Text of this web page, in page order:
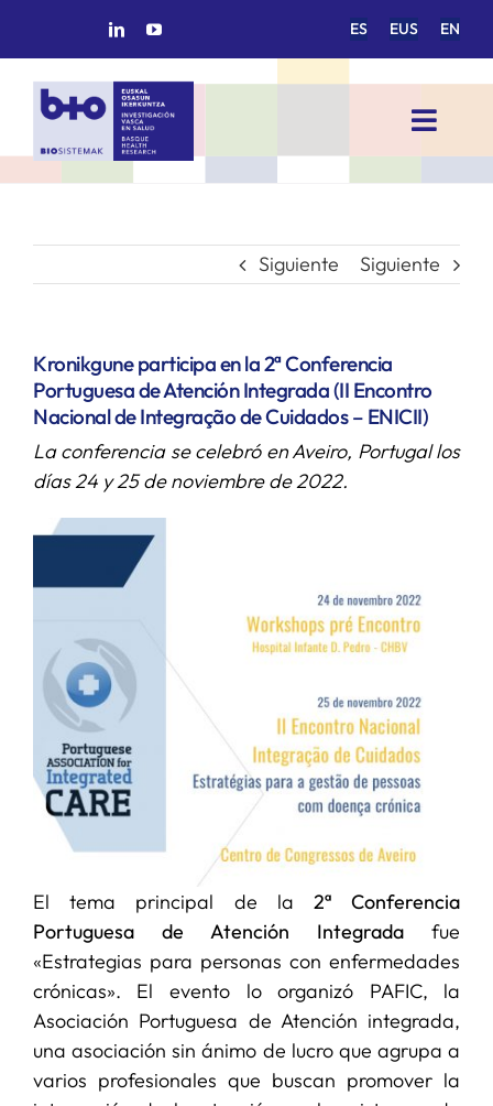
ES EUS EN
Toggle
INICIO
GRUPOS DE INVESTIGACIÓN
PROYECTOS/COLABORACIONES
NOTICIAS
Siguiente Siguiente
Kronikgune participa en la 2ª Conferencia
Portuguesa de Atención Integrada (II Encontro
Nacional de Integração de Cuidados – ENICII)
La conferencia se celebró en Aveiro, Portugal los
días 24 y 25 de noviembre de 2022.
El tema principal de la 2ª Conferencia
Portuguesa de Atención Integrada fue
«Estrategias para personas con enfermedades
crónicas». El evento lo organizó PAFIC, la
Asociación Portuguesa de Atención integrada,
una asociación sin ánimo de lucro que agrupa a
varios profesionales que buscan promover la